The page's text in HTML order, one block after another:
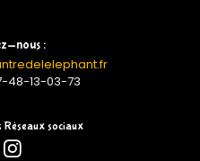
nous :
48-13-03-73
Réseaux sociaux